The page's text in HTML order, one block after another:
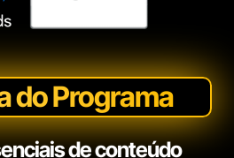
do Programa
de conteúdo